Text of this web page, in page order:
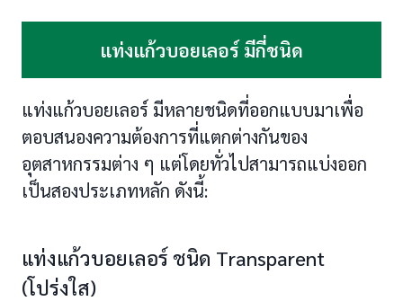
แท่งแก้วบอยเลอร์ มีกี่ชนิด
แท่งแก้วบอยเลอร์ มีหลายชนิดที่ออกแบบมาเพื่อ
ตอบสนองความต้องการที่แตกต่างกันของ
อุตสาหกรรมต่าง ๆ แต่โดยทั่วไปสามารถแบ่งออก
เป็นสองประเภทหลัก ดังนี้:
แท่งแก้วบอยเลอร์ ชนิด Transparent
(โปร่งใส)